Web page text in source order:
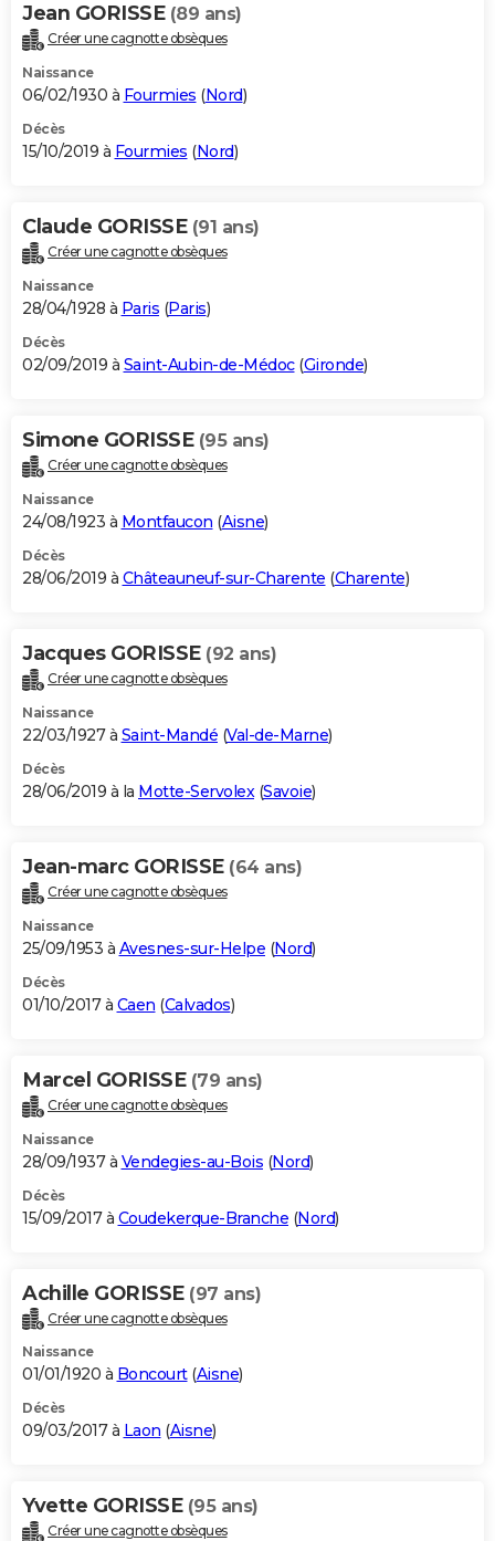
Jean GORISSE (89 ans)
Créer une cagnotte obsèques
Naissance
06/02/1930 à Fourmies (Nord)
Décès
15/10/2019 à Fourmies (Nord)
Claude GORISSE (91 ans)
Créer une cagnotte obsèques
Naissance
28/04/1928 à Paris (Paris)
Décès
02/09/2019 à Saint-Aubin-de-Médoc(Gironde)
Simone GORISSE (95 ans)
Créer une cagnotte obsèques
Naissance
24/08/1923 à Montfaucon (Aisne)
Décès
28/06/2019 à Châteauneuf-sur-Charente (Charente)
Jacques GORISSE (92 ans)
Créer une cagnotte obsèques
Naissance
22/03/1927 à Saint-Mandé (Val-de-Marne)
Décès
28/06/2019 à la Motte-Servolex(Savoie)
Jean-marc GORISSE (64 ans)
Créer une cagnotte obsèques
Naissance
25/09/1953 à Avesnes-sur-Helpe (Nord)
Décès
01/10/2017 à Caen (Calvados)
Marcel GORISSE (79 ans)
Créer une cagnotte obsèques
Naissance
28/09/1937 à Vendegies-au-Bois (Nord)
Décès
15/09/2017 à Coudekerque-Branche (Nord)
Achille GORISSE (97 ans)
Créer une cagnotte obsèques
Naissance
01/01/1920 à Boncourt(Aisne)
Décès
09/03/2017 à Laon (Aisne)
Yvette GORISSE (95 ans)
Créer une cagnotte obsèques